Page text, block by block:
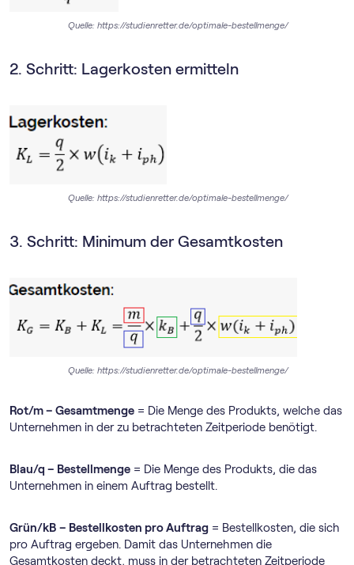
Quelle: https://studienretter.de/optimale-bestellmenge/
2. Schritt: Lagerkosten ermitteln
Quelle: https://studienretter.de/optimale-bestellmenge/
3. Schritt: Minimum der Gesamtkosten
Quelle: https://studienretter.de/optimale-bestellmenge/
Rot/m – Gesamtmenge = Die Menge des Produkts, welche das
Unternehmen in der zu betrachteten Zeitperiode benötigt.
Blau/q – Bestellmenge = Die Menge des Produkts, die das
Unternehmen in einem Auftrag bestellt.
Grün/kB – Bestellkosten pro Auftrag = Bestellkosten, die sich
pro Auftrag ergeben. Damit das Unternehmen die
Gesamtkosten deckt, muss in der betrachteten Zeitperiode